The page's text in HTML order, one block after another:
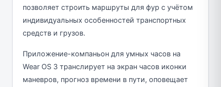
позволяет строить маршруты для фур с учётом
индивидуальных особенностей транспортных
средств и грузов.
Приложение-компаньон для умных часов на
Wear OS 3 транслирует на экран часов иконки
маневров, прогноз времени в пути, оповещает